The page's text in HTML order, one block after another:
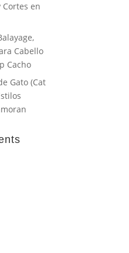
Cortes en
Cabello
Cacho
Gato (Cat